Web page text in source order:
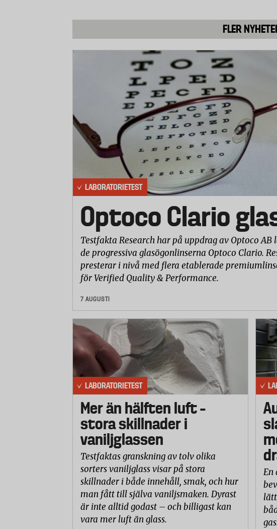
FLER
LABORATORIETEST
Optoco Clario
Testfakta Research har på uppdrag av Optoco
de progressiva glasögonlinserna Optoco Clario.
presterar i nivå med flera etablerade
för Verified Quality & Performance.
7 AUGUSTI
LABORATORIETEST
Mer än hälften luft –
stora skillnader i
vaniljglassen
Testfaktas granskning av tolv olika
sorters vaniljglass visar på stora
skillnader i både innehåll, smak, och hur
man fått till själva vaniljsmaken. Dyrast
är inte alltid godast – och billigast kan
vara mer luft än glass.
En